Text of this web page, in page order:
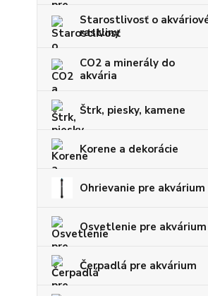
Starostlivosť o
rastliny
CO2 a minerály do
akvária
Štrk, piesky, kamene
Korene a dekorácie
Ohrievanie pre akvárium
Osvetlenie pre akvárium
Čerpadlá pre akvárium